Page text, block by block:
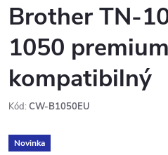
Brother TN-
1050
kompatibilný
Kód: CW-B1050EU
Novinka